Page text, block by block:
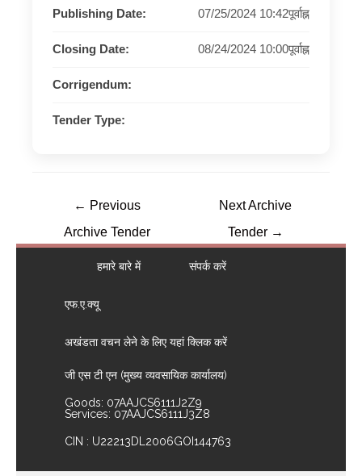
Publishing Date: 07/25/2024 10:42पूर्वाह्न
Closing Date: 08/24/2024 10:00पूर्वाह्न
Corrigendum:
Tender Type:
← Previous
Archive Tender
Next Archive
Tender →
हमारे बारे में संपर्क करें
एफ.ए.क्यू
अखंडता वचन लेने के लिए यहां क्लिक करें
जी एस टी एन (मुख्य व्यवसायिक कार्यालय)
Goods: 07AAJCS6111J2Z9
Services: 07AAJCS6111J3Z8
CIN : U22213DL2006GOI144763